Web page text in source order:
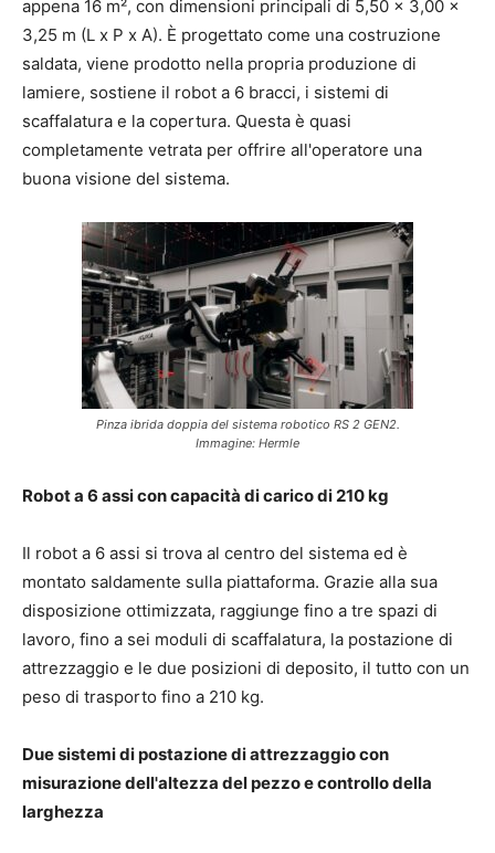
appena 16 m², con dimensioni principali di 5,50 x 3,00 x
3,25 m (L x P x A). È progettato come una costruzione
saldata, viene prodotto nella propria produzione di
lamiere, sostiene il robot a 6 bracci, i sistemi di
scaffalatura e la copertura. Questa è quasi
completamente vetrata per offrire all'operatore una
buona visione del sistema.
Pinza ibrida doppia del sistema robotico RS 2 GEN2.
Immagine: Hermle
Robot a 6 assi con capacità di carico di 210 kg
Il robot a 6 assi si trova al centro del sistema ed è
montato saldamente sulla piattaforma. Grazie alla sua
disposizione ottimizzata, raggiunge fino a tre spazi di
lavoro, fino a sei moduli di scaffalatura, la postazione di
attrezzaggio e le due posizioni di deposito, il tutto con un
peso di trasporto fino a 210 kg.
Due sistemi di postazione di attrezzaggio con
misurazione dell'altezza del pezzo e controllo della
larghezza